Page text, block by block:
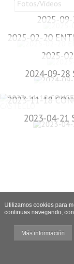
2025-09-
2025-
2024-09-28
2023-04-21
Utilizamos cookies para
continuas navegando,
Más información